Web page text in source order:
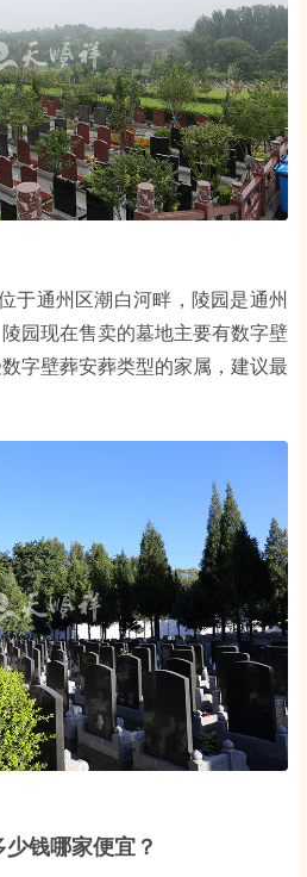
于通州区潮白河畔，陵园是通州
园现在售卖的墓地主要有数字壁
字壁葬安葬类型的家属，建议最
钱哪家便宜？